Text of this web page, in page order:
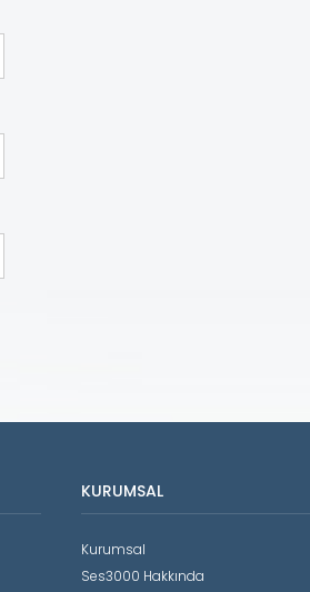
KURUMSAL
Kurumsal
Ses3000 Hakkında